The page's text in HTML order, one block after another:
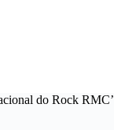
do Rock RMC’